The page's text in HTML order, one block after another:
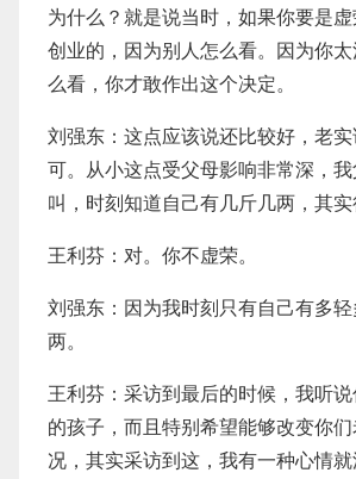
为什么？就是说当时，如果你要是
创业的，因为别人怎么看。因为你
么看，你才敢作出这个决定。
刘强东：这点应该说还比较好，老
可。从小这点受父母影响非常深，
叫，时刻知道自己有几斤几两，其实
王利芬：对。你不虚荣。
刘强东：因为我时刻只有自己有多
两。
王利芬：采访到最后的时候，我听
的孩子，而且特别希望能够改变你
况，其实采访到这，我有一种心情